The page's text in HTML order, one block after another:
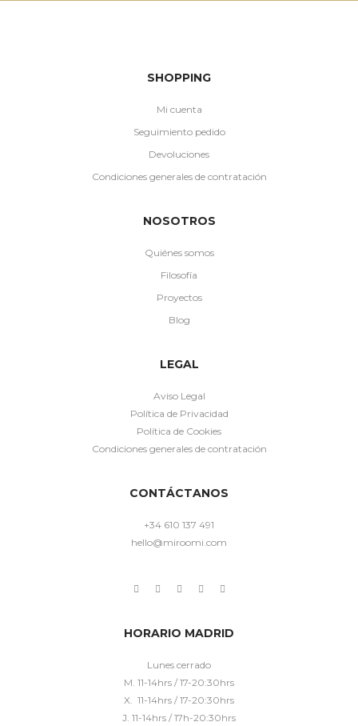
SHOPPING
Mi cuenta
Seguimiento pedido
Devoluciones
Condiciones generales de contratación
NOSOTROS
Quiénes somos
Filosofía
Proyectos
Blog
LEGAL
Aviso Legal
Política de Privacidad
Política de Cookies
Condiciones generales de contratación
CONTÁCTANOS
+34 610 137 491
hello@miroomi.com
HORARIO MADRID
Lunes cerrado
M. 11-14hrs / 17-20:30hrs
X. 11-14hrs / 17-20:30hrs
J. 11-14hrs / 17h-20:30hrs